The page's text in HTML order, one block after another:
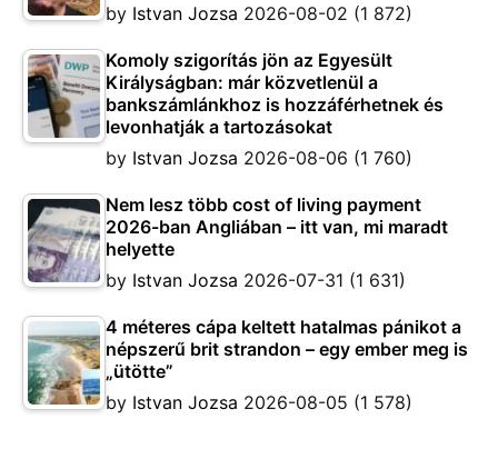
by Istvan Jozsa 2026-08-02 (1 872)
Komoly szigorítás jön az Egyesült
Királyságban: már közvetlenül a
bankszámlánkhoz is hozzáférhetnek és
levonhatják a tartozásokat
by Istvan Jozsa 2026-08-06 (1 760)
Nem lesz több cost of living payment
2026-ban Angliában – itt van, mi maradt
helyette
by Istvan Jozsa 2026-07-31 (1 631)
4 méteres cápa keltett hatalmas pánikot a
népszerű brit strandon – egy ember meg is
„ütötte”
by Istvan Jozsa 2026-08-05 (1 578)